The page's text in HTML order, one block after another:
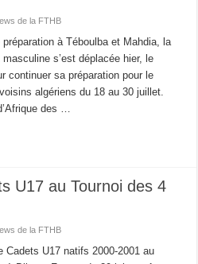
de la FTHB
à Téboulba et Mahdia, la
s’est déplacée hier, le
continuer sa préparation pour le
algériens du 18 au 30 juillet.
des …
U17 au Tournoi des 4
de la FTHB
Cadets U17 natifs 2000-2001 au